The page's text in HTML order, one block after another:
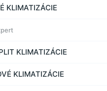
KLIMATIZÁCIE
KLIMATIZÁCIE
KLIMATIZÁCIE